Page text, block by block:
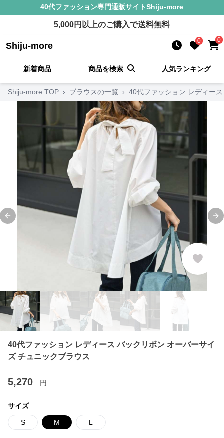
40代ファッション専門通販サイトShiju-more
5,000円以上のご購入で送料無料
Shiju-more 0 0
新着商品 商品を検索 人気ランキング
Shiju-more TOP › ブラウスの一覧 › 40代ファッション レディー
Previous slide
40代ファッション レディース バックリボン オーバーサイ
ズ チュニックブラウス
5,270 円
サイズ
S M L